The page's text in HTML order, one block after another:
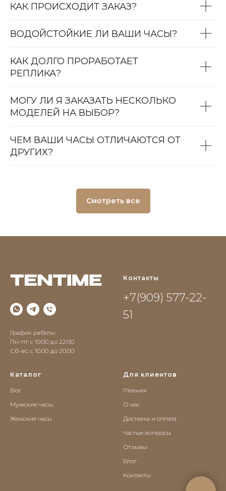
КАК ПРОИСХОДИТ ЗАКАЗ?
ВОДОЙСТОЙКИЕ ЛИ ВАШИ ЧАСЫ?
КАК ДОЛГО ПРОРАБОТАЕТ
РЕПЛИКА?
МОГУ ЛИ Я ЗАКАЗАТЬ НЕСКОЛЬКО
МОДЕЛЕЙ НА ВЫБОР?
ЧЕМ ВАШИ ЧАСЫ ОТЛИЧАЮТСЯ ОТ
ДРУГИХ?
Смотреть все
График работы:
Пн-пт: с 10:00 до 22:00
Сб-вс: c 10:00 до 20:00
Контакты
+7(909) 577-22-
51
Каталог
Все
Мужские часы
Женские часы
Для клиентов
Главная
О нас
Доставка и оплата
Частые вопросы
Отзывы
Блог
Контакты